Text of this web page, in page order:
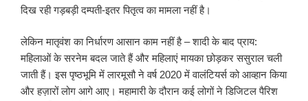
दिख रही गड़बड़ी दम्पती-इतर पितृत्व का मामला नहीं है।
लेकिन मातृवंश का निर्धारण आसान काम नहीं है – शादी के बाद प्राय:
महिलाओं के सरनेम बदल जाते हैं और महिलाएं मायका छोड़कर ससुराल चली
जाती हैं। इस पृष्ठभूमि में लारमूसौ ने वर्ष 2020 में वालंटियर्स को आव्हान किया
और हज़ारों लोग आगे आए। महामारी के दौरान कई लोगों ने डिजिटल पैरिश